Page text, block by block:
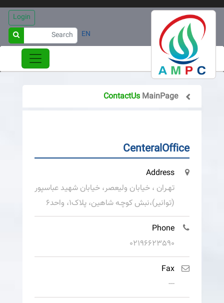
Login
EN
MainPage
ContactUs
CenteralOffice
Address
تهـران ، خیابان ولیعصر، خیابان شهید عباسپور
(توانیر)،نبش کوچـه شاهین، پلاک1، واحد6
Phone
02196623590
Fax
---